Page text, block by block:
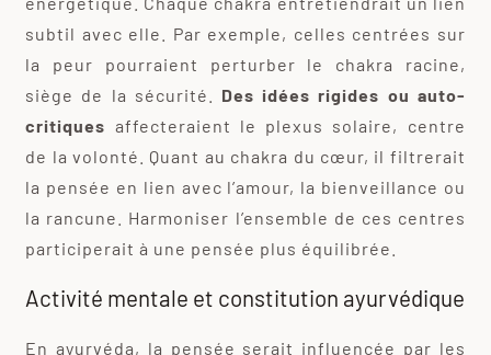
subtil avec elle. Par exemple, celles centrées sur
la peur pourraient perturber le chakra racine,
siège de la sécurité. Des idées rigides ou auto-
critiques affecteraient le plexus solaire, centre
de la volonté. Quant au chakra du cœur, il filtrerait
la pensée en lien avec l’amour, la bienveillance ou
la rancune. Harmoniser l’ensemble de ces centres
participerait à une pensée plus équilibrée.
Activité mentale et constitution ayurvédique
En ayurvéda, la pensée serait influencée par les